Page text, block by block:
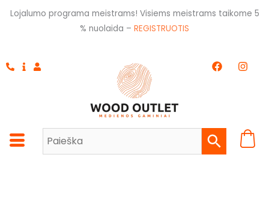
Pereiti
Lojalumo programa meistrams! Visiems meistrams taikome 5
% nuolaida – REGISTRUOTIS
F
a
k
I
n
a
m